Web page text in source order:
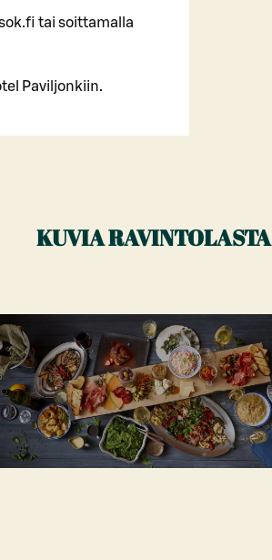
tai soittamalla
Paviljonkiin.
KUVIA RAVINTOLASTA